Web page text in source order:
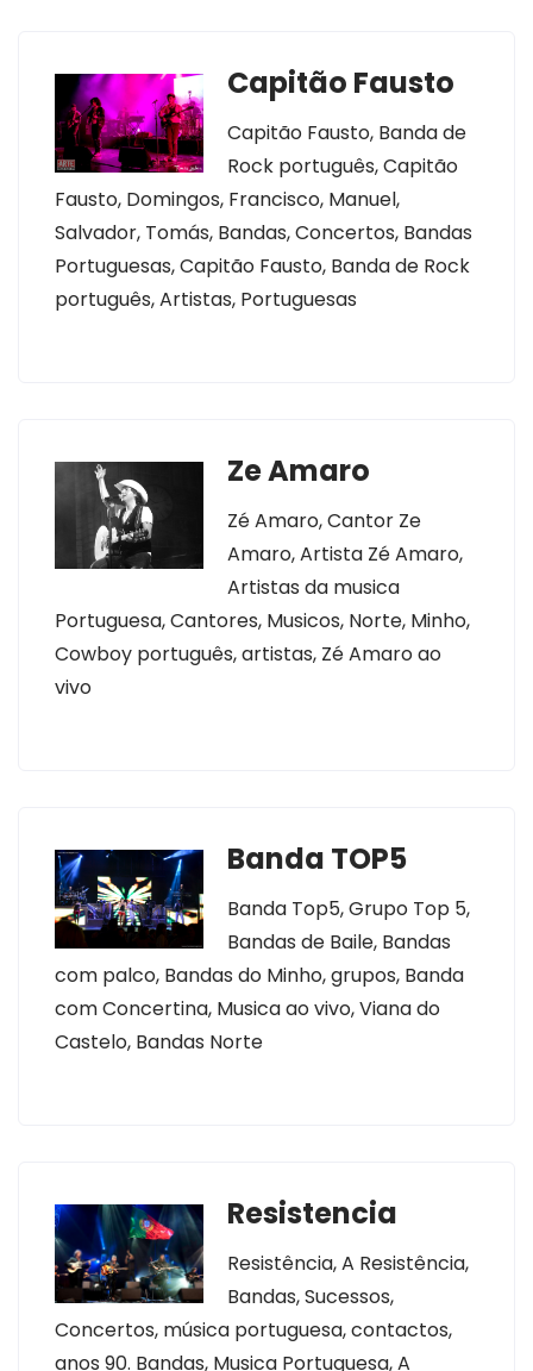
Capitão Fausto
Capitão Fausto, Banda de
Rock português, Capitão
Fausto, Domingos, Francisco, Manuel,
Salvador, Tomás, Bandas, Concertos, Bandas
Portuguesas, Capitão Fausto, Banda de Rock
português, Artistas, Portuguesas
Ze Amaro
Zé Amaro, Cantor Ze
Amaro, Artista Zé Amaro,
Artistas da musica
Portuguesa, Cantores, Musicos, Norte, Minho,
Cowboy português, artistas, Zé Amaro ao
vivo
Banda TOP5
Banda Top5, Grupo Top 5,
Bandas de Baile, Bandas
com palco, Bandas do Minho, grupos, Banda
com Concertina, Musica ao vivo, Viana do
Castelo, Bandas Norte
Resistencia
Resistência, A Resistência,
Bandas, Sucessos,
Concertos, música portuguesa, contactos,
anos 90. Bandas, Musica Portuguesa, A